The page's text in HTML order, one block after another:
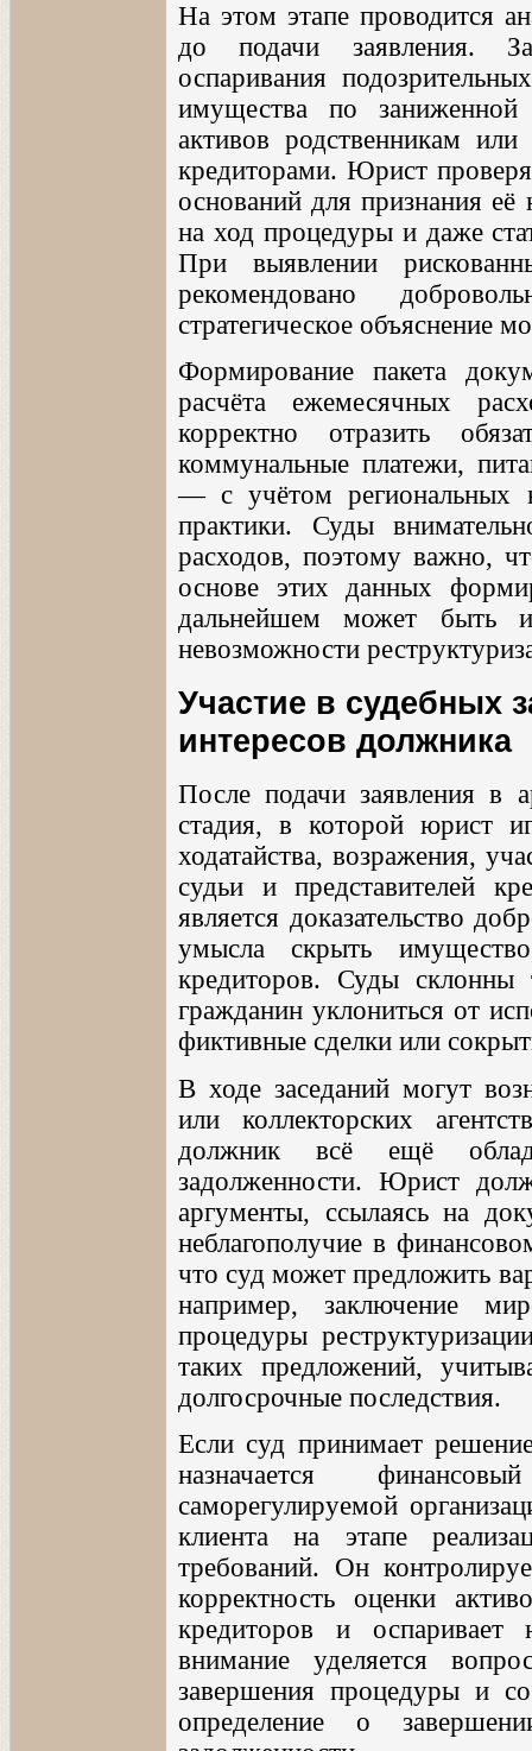
На этом этапе проводится
до подачи заявления.
оспаривания
имущества по заниженной
активов родственникам
кредиторами. Юрист
оснований для признания её
на ход процедуры и даже
При выявлении
рекомендовано
стратегическое объяснение
Формирование пакета
расчёта ежемесячных
корректно отразить
коммунальные платежи,
— с учётом региональных
практики. Суды
расходов, поэтому важно,
основе этих данных
дальнейшем может быть
невозможности
Участие в судебных
интересов должника
После подачи заявления в
стадия, в которой юрист
ходатайства, возражения,
судьи и представителей
является доказательство
умысла скрыть
кредиторов. Суды склонны
гражданин уклониться от
фиктивные сделки или
В ходе заседаний могут
или коллекторских
должник всё ещё
задолженности. Юрист
аргументы, ссылаясь на
неблагополучие в
что суд может предложить
например, заключение
процедуры
таких предложений,
долгосрочные последствия.
Если суд принимает
назначается
саморегулируемой
клиента на этапе
требований. Он
корректность оценки
кредиторов и оспаривает
внимание уделяется
завершения процедуры и
определение о